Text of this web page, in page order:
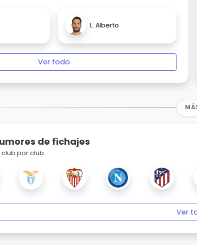
L. Alberto
Ver todo
de fichajes
por club.
Ver